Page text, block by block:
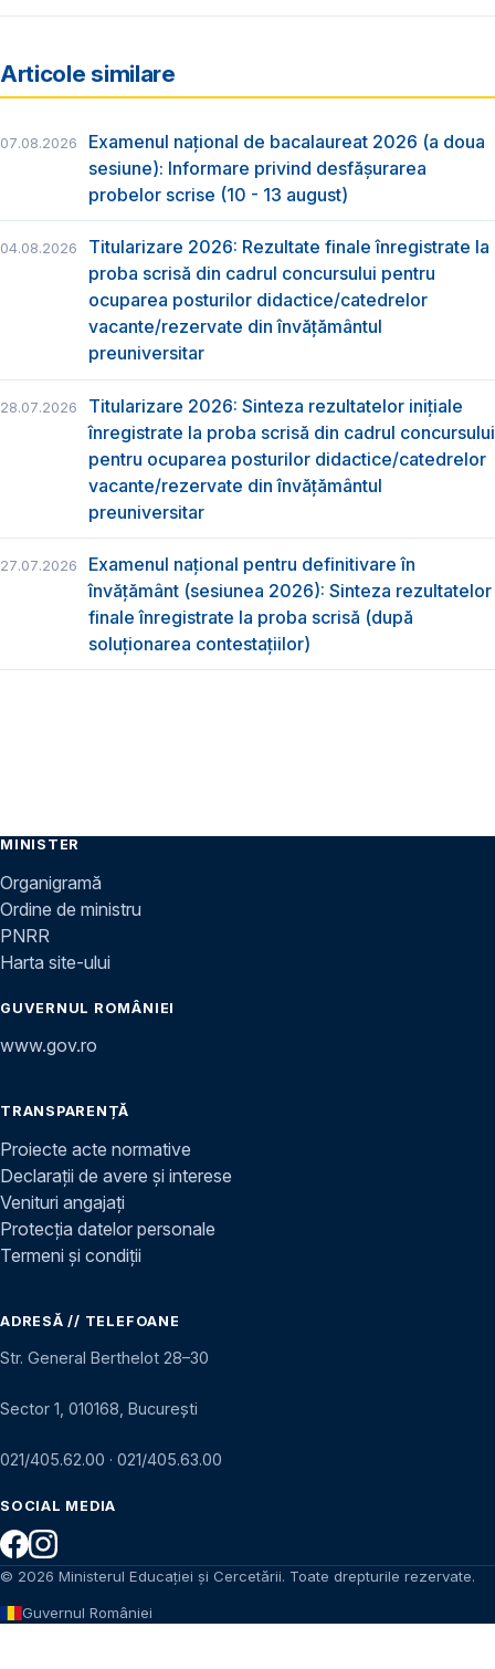
Articole similare
07.08.2026
Examenul național de bacalaureat 2026 (a doua
sesiune): Informare privind desfășurarea
probelor scrise (10 - 13 august)
04.08.2026
Titularizare 2026: Rezultate finale înregistrate la
proba scrisă din cadrul concursului pentru
ocuparea posturilor didactice/catedrelor
vacante/rezervate din învăţământul
preuniversitar
28.07.2026
Titularizare 2026: Sinteza rezultatelor inițiale
înregistrate la proba scrisă din cadrul concursului
pentru ocuparea posturilor didactice/catedrelor
vacante/rezervate din învăţământul
preuniversitar
27.07.2026
Examenul național pentru definitivare în
învățământ (sesiunea 2026): Sinteza rezultatelor
finale înregistrate la proba scrisă (după
soluționarea contestațiilor)
MINISTER
Organigramă
Ordine de ministru
PNRR
Harta site-ului
GUVERNUL ROMÂNIEI
www.gov.ro
TRANSPARENȚĂ
Proiecte acte normative
Declarații de avere și interese
Venituri angajați
Protecția datelor personale
Termeni și condiții
ADRESĂ // TELEFOANE
Str. General Berthelot 28–30
Sector 1, 010168, București
021/405.62.00 · 021/405.63.00
SOCIAL MEDIA
© 2026 Ministerul Educației și Cercetării. Toate drepturile rezervate.
Guvernul României